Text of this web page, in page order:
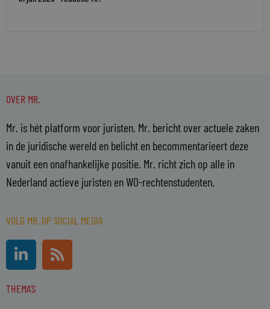
OVER MR.
Mr. is hét platform voor juristen. Mr. bericht over actuele zaken
in de juridische wereld en belicht en becommentarieert deze
vanuit een onafhankelijke positie. Mr. richt zich op alle in
Nederland actieve juristen en WO-rechtenstudenten.
VOLG MR. OP SOCIAL MEDIA
L
i
n
k
R
s
s
THEMA'S